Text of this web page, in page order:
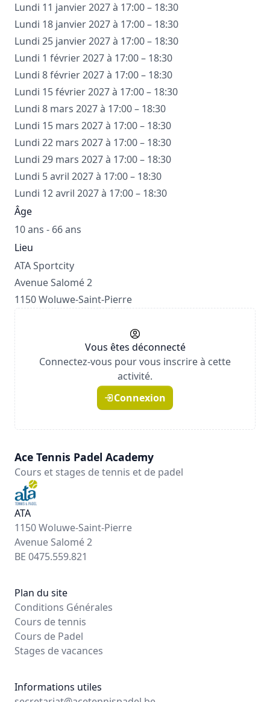
Lundi 11 janvier 2027 à 17:00 – 18:30
Lundi 18 janvier 2027 à 17:00 – 18:30
Lundi 25 janvier 2027 à 17:00 – 18:30
Lundi 1 février 2027 à 17:00 – 18:30
Lundi 8 février 2027 à 17:00 – 18:30
Lundi 15 février 2027 à 17:00 – 18:30
Lundi 8 mars 2027 à 17:00 – 18:30
Lundi 15 mars 2027 à 17:00 – 18:30
Lundi 22 mars 2027 à 17:00 – 18:30
Lundi 29 mars 2027 à 17:00 – 18:30
Lundi 5 avril 2027 à 17:00 – 18:30
Lundi 12 avril 2027 à 17:00 – 18:30
Âge
10 ans - 66 ans
Lieu
ATA Sportcity
Avenue Salomé 2
1150 Woluwe-Saint-Pierre
Vous êtes déconnecté
Connectez-vous pour vous inscrire à cette
activité.
Connexion
Ace Tennis Padel Academy
Cours et stages de tennis et de padel
ATA
1150 Woluwe-Saint-Pierre
Avenue Salomé 2
BE 0475.559.821
Plan du site
Conditions Générales
Cours de tennis
Cours de Padel
Stages de vacances
Informations utiles